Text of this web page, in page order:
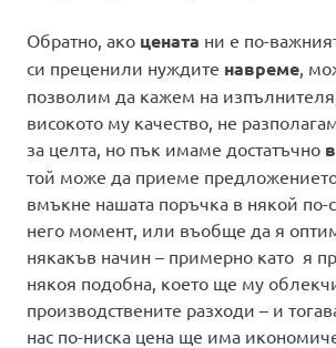
Обратно, ако цената ни е по-
си преценили нуждите навреме ,
позволим да кажем на
високото му качество, не
за целта, но пък имаме достатъчно
той може да приеме
вмъкне нашата поръчка в някой по-
него момент, или въобще да я
някакъв начин – примерно като я
някоя подобна, което ще му
производствените разходи – и
нас по-ниска цена ще има